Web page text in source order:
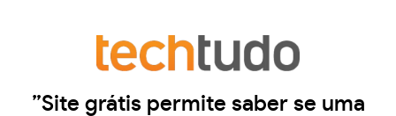
”Site grátis permite saber se uma